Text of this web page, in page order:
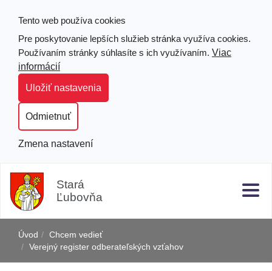
Tento web používa cookies
Pre poskytovanie lepších služieb stránka využíva cookies.
Používaním stránky súhlasíte s ich využívaním. Viac
informácií
Uložiť nastavenia
Odmietnuť
Zmena nastavení
obsahu
Stará
Ľubovňa
Úvod
Chcem vedieť
Verejný register odberateľských vzťahov